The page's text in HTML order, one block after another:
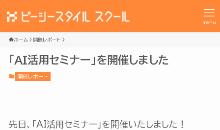
menu
ホーム 開催レポート
「AI活用セミナー」を開催しました
開催レポート
先日、「AI活用セミナー」を開催いたしました！